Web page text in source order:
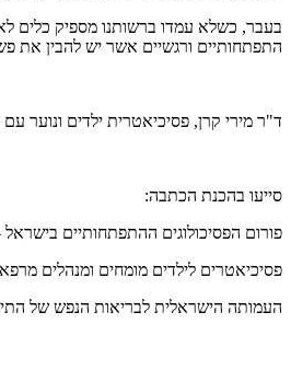
בעבר, כשלא עמדו ברשותנו מספיק כלים
התפתחותיים ורגשיים אשר יש להבין את
ד"ר מירי קרן, פסיכיאטרית ילדים ונוער
סייעו בהכנת הכתבה:
פורום הפסיכולוגים ההתפתחותיים בישראל
פסיכיאטרים לילדים מומחים ומנהלים
העמותה הישראלית לבריאות הנפש של